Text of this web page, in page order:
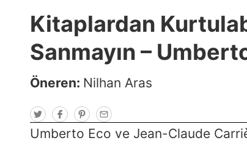
Kitaplardan
Sanmayın –
Öneren: Nilhan Aras
T
w
i
t
F
a
c
e
P
i
n
E
m
a
i
Umberto Eco ve Jean-Claude